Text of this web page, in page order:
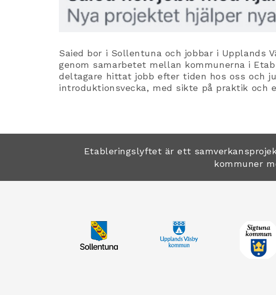
Saied bor i Sollentuna och jobbar i Upplands
genom samarbetet mellan kommunerna i
deltagare hittat jobb efter tiden hos oss och
introduktionsvecka, med sikte på praktik och
Etableringslyftet är ett
kommuner